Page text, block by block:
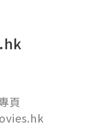
頁